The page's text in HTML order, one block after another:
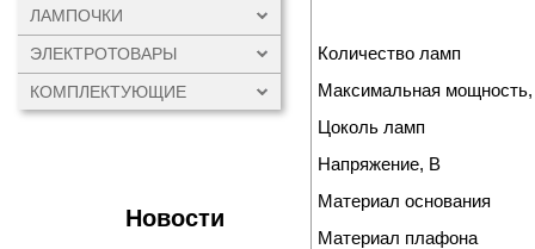
ЛАМПОЧКИ
ЭЛЕКТРОТОВАРЫ
КОМПЛЕКТУЮЩИЕ
Новости
Количество ламп
Максимальная
Цоколь ламп
Напряжение, В
Материал основания
Материал плафона